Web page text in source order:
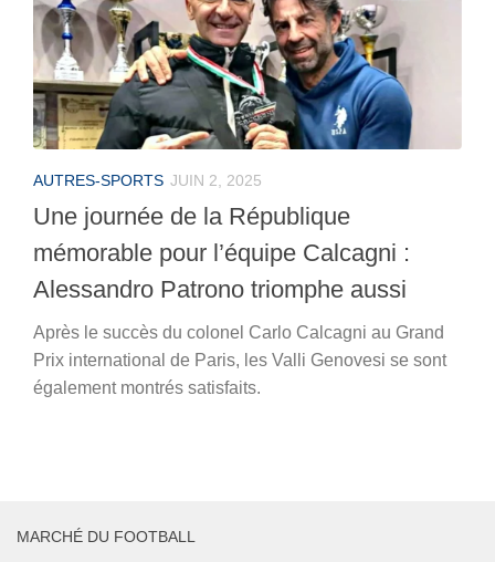
AUTRES-SPORTS JUIN 2, 2025
Une journée de la République
mémorable pour l’équipe Calcagni :
Alessandro Patrono triomphe aussi
Après le succès du colonel Carlo Calcagni au Grand
Prix international de Paris, les Valli Genovesi se sont
également montrés satisfaits.
MARCHÉ DU FOOTBALL